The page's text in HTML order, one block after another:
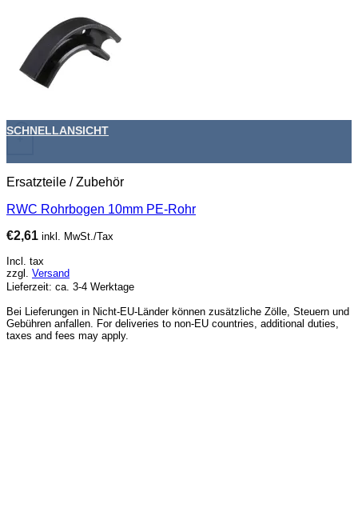
+
SCHNELLANSICHT
Ersatzteile / Zubehör
RWC Rohrbogen 10mm PE-Rohr
€2,61 inkl. MwSt./Tax
Incl. tax
zzgl. Versand
Lieferzeit: ca. 3-4 Werktage
Bei Lieferungen in Nicht-EU-Länder können zusätzliche Zölle, Steuern und
Gebühren anfallen. For deliveries to non-EU countries, additional duties,
taxes and fees may apply.